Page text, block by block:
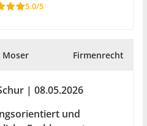
5.0/5
Moser Firmenrecht
| 08.05.2026
und